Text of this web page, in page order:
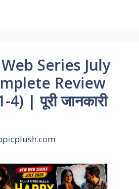
Series July
Review
| पूरी जानकारी